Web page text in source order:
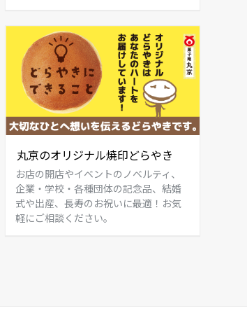
丸京のオリジナル焼印どらやき
お店の開店やイベントのノベルティ、
企業・学校・各種団体の記念品、結婚
式や出産、長寿のお祝いに最適！お気
軽にご相談ください。